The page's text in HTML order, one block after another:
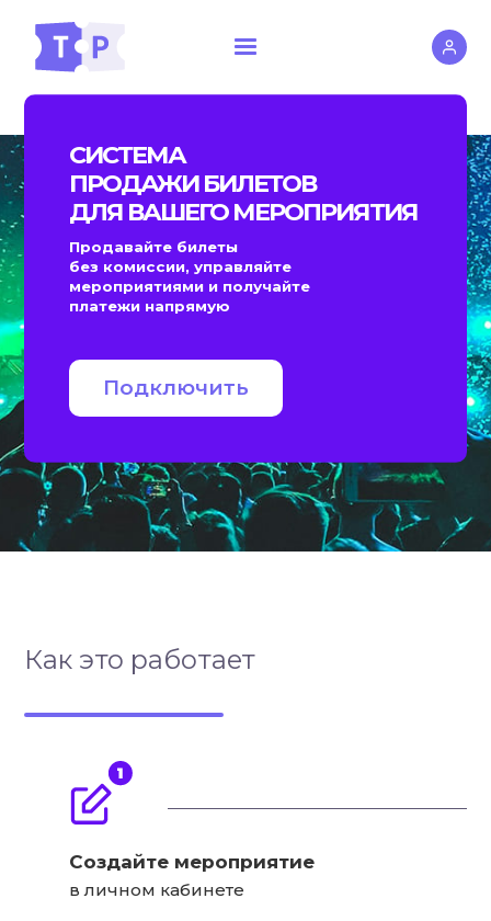
СИСТЕМА
ПРОДАЖИ БИЛЕТОВ
ДЛЯ ВАШЕГО МЕРОПРИЯТИЯ
Продавайте билеты
без комиссии, управляйте
мероприятиями и получайте
платежи напрямую
Подключить
Как это работает
Создайте мероприятие
в личном кабинете